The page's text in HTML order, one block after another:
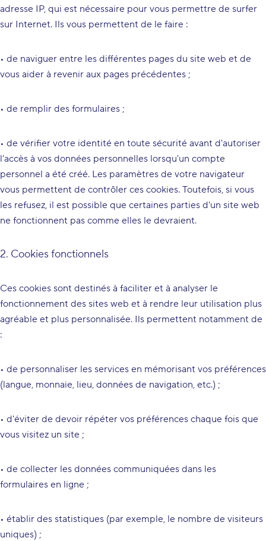
adresse IP, qui est nécessaire pour vous permettre de surfer
sur Internet. Ils vous permettent de le faire :
• de naviguer entre les différentes pages du site web et de
vous aider à revenir aux pages précédentes ;
• de remplir des formulaires ;
• de vérifier votre identité en toute sécurité avant d'autoriser
l'accès à vos données personnelles lorsqu'un compte
personnel a été créé. Les paramètres de votre navigateur
vous permettent de contrôler ces cookies. Toutefois, si vous
les refusez, il est possible que certaines parties d'un site web
ne fonctionnent pas comme elles le devraient.
2. Cookies fonctionnels
Ces cookies sont destinés à faciliter et à analyser le
fonctionnement des sites web et à rendre leur utilisation plus
agréable et plus personnalisée. Ils permettent notamment de
:
• de personnaliser les services en mémorisant vos préférences
(langue, monnaie, lieu, données de navigation, etc.) ;
• d'éviter de devoir répéter vos préférences chaque fois que
vous visitez un site ;
• de collecter les données communiquées dans les
formulaires en ligne ;
• établir des statistiques (par exemple, le nombre de visiteurs
uniques) ;